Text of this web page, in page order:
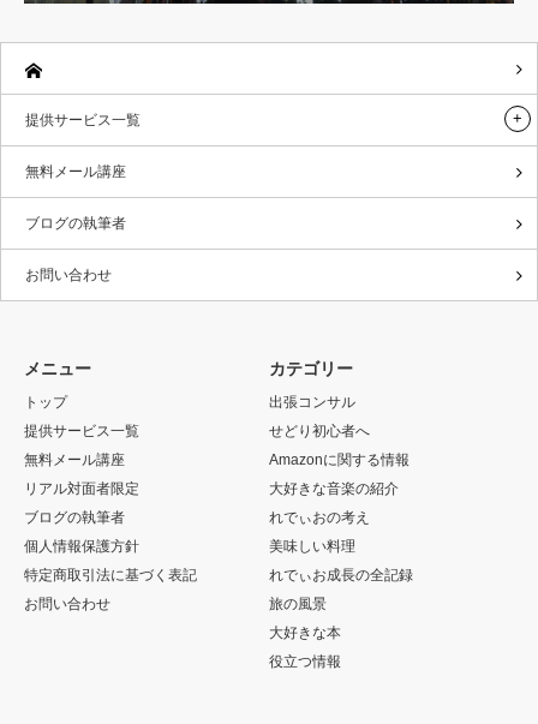
提供サービス一覧
無料メール講座
ブログの執筆者
お問い合わせ
メニュー
トップ
提供サービス一覧
無料メール講座
リアル対面者限定
ブログの執筆者
個人情報保護方針
特定商取引法に基づく表記
お問い合わせ
カテゴリー
出張コンサル
せどり初心者へ
Amazonに関する情報
大好きな音楽の紹介
れでぃおの考え
美味しい料理
れでぃお成長の全記録
旅の風景
大好きな本
役立つ情報